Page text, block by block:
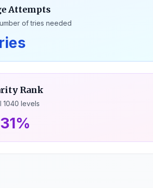
Attempts
of tries needed
Rank
1040 levels